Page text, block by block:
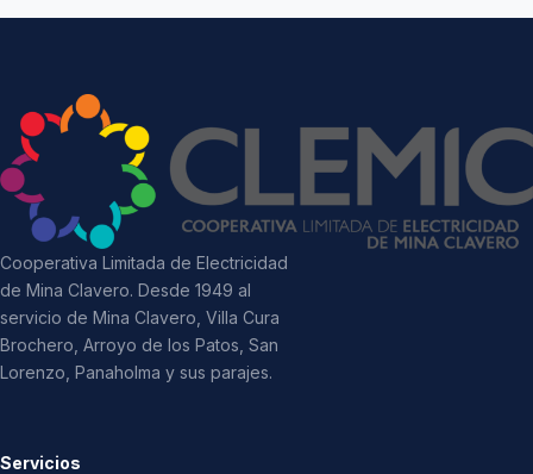
Cooperativa Limitada de Electricidad
de Mina Clavero. Desde 1949 al
servicio de Mina Clavero, Villa Cura
Brochero, Arroyo de los Patos, San
Lorenzo, Panaholma y sus parajes.
Servicios